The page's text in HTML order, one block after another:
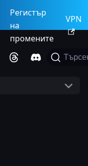
Регистър
на
промените
VPN